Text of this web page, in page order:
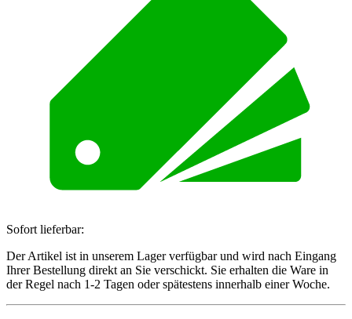
Sofort lieferbar:
Der Artikel ist in unserem Lager verfügbar und wird nach Eingang
Ihrer Bestellung direkt an Sie verschickt. Sie erhalten die Ware in
der Regel nach 1-2 Tagen oder spätestens innerhalb einer Woche.